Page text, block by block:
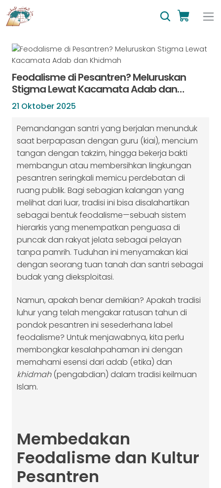
Feodalisme di Pesantren? Meluruskan
Stigma Lewat Kacamata Adab dan
Khidmah
21 Oktober 2025
Pemandangan santri yang berjalan menunduk
saat berpapasan dengan guru (kiai), mencium
tangan dengan takzim, hingga bekerja bakti
membangun atau membersihkan lingkungan
pesantren seringkali memicu perdebatan di
ruang publik. Bagi sebagian kalangan yang
melihat dari luar, tradisi ini bisa disalahartikan
sebagai bentuk feodalisme—sebuah sistem
hierarkis yang menempatkan penguasa di
puncak dan rakyat jelata sebagai pelayan
tanpa pamrih. Tuduhan ini menyamakan kiai
dengan seorang tuan tanah dan santri sebagai
budak yang dieksploitasi.
Namun, apakah benar demikian? Apakah tradisi
luhur yang telah mengakar ratusan tahun di
pondok pesantren ini sesederhana label
feodalisme? Untuk menjawabnya, kita perlu
membongkar kesalahpahaman ini dengan
memahami esensi dari adab (etika) dan
khidmah(pengabdian) dalam tradisi keilmuan
Islam.
Membedakan
Feodalisme dan Kultur
Pesantren